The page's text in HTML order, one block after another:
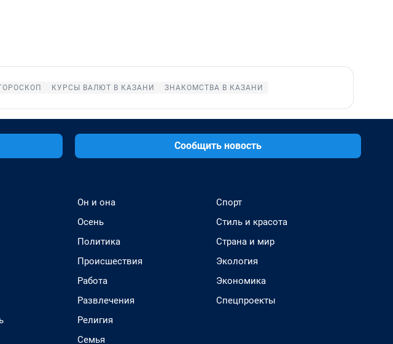
КУРСЫ ВАЛЮТ В КАЗАНИ ЗНАКОМСТВА В КАЗАНИ
Сообщить новость
Он и она
Осень
Политика
Происшествия
Работа
Развлечения
Религия
Семья
Спорт
Стиль и красота
Страна и мир
Экология
Экономика
Спецпроекты